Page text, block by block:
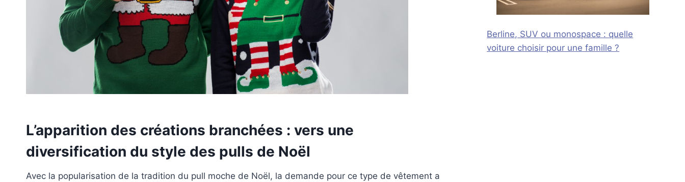
L’apparition des créations branchées : vers une
diversification du style des pulls de Noël
Avec la popularisation de la tradition du pull moche de Noël, la demande pour ce type de vêtement a
Berline, SUV ou monospace : quelle
voiture choisir pour une famille ?